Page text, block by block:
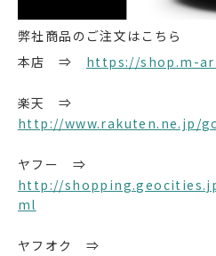
弊社商品のご注文はこちら
本店 ⇒ https://shop.m-
楽天 ⇒
http://www.rakuten.ne.jp/
ヤフー ⇒
http://
ml
ヤフオク ⇒